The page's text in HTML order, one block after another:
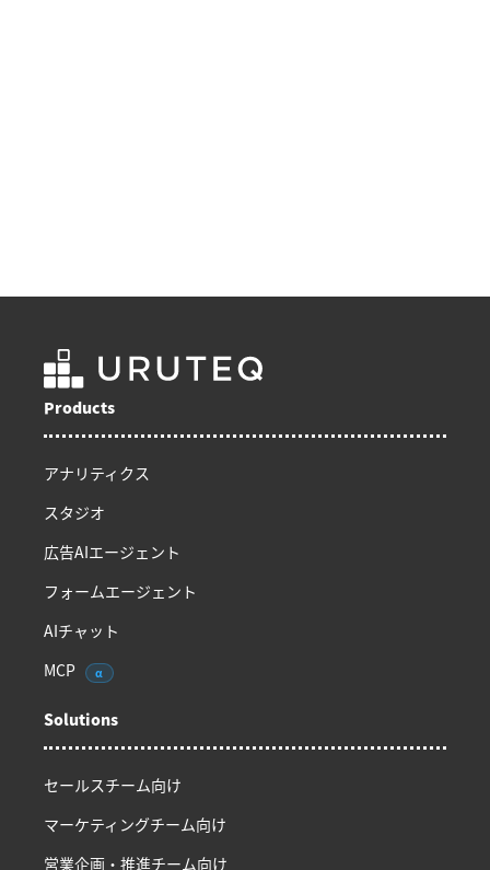
Products
アナリティクス
スタジオ
広告AIエージェント
フォームエージェント
AIチャット
MCP
α
Solutions
セールスチーム向け
マーケティングチーム向け
営業企画・推進チーム向け